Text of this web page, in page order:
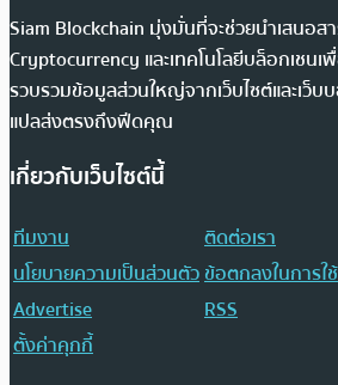
Siam Blockchain มุ่งมั่นที่จะช่วยนำเสนอส
Cryptocurrency และเทคโนโลยีบล็อกเชนเ
รวบรวมข้อมูลส่วนใหญ่จากเว็บไซต์และเว็บ
แปลส่งตรงถึงฟีดคุณ
เกี่ยวกับเว็บไซต์นี้
ทีมงาน
ติดต่อเรา
นโยบายความเป็นส่วนตัวข้อตกลงในการใ
Advertise
RSS
ตั้งค่าคุกกี้